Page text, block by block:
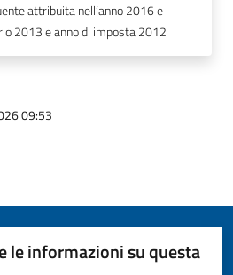
attribuita nell’anno 2016 e
2013 e anno di imposta 2012
09:53
le informazioni su questa